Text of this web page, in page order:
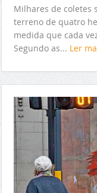
Milhares de coletes
terreno de quatro
medida que cada
Segundo as... Ler